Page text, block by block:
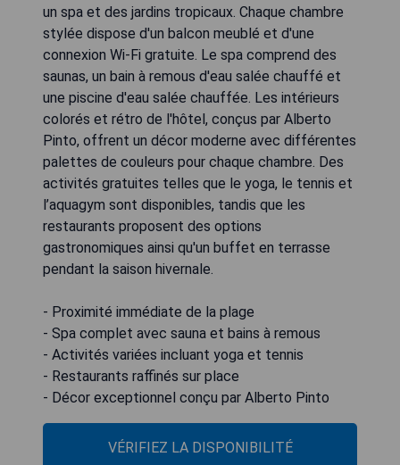
un spa et des jardins tropicaux. Chaque chambre
stylée dispose d'un balcon meublé et d'une
connexion Wi-Fi gratuite. Le spa comprend des
saunas, un bain à remous d'eau salée chauffé et
une piscine d'eau salée chauffée. Les intérieurs
colorés et rétro de l'hôtel, conçus par Alberto
Pinto, offrent un décor moderne avec différentes
palettes de couleurs pour chaque chambre. Des
activités gratuites telles que le yoga, le tennis et
l’aquagym sont disponibles, tandis que les
restaurants proposent des options
gastronomiques ainsi qu'un buffet en terrasse
pendant la saison hivernale.
- Proximité immédiate de la plage
- Spa complet avec sauna et bains à remous
- Activités variées incluant yoga et tennis
- Restaurants raffinés sur place
- Décor exceptionnel conçu par Alberto Pinto
VÉRIFIEZ LA DISPONIBILITÉ